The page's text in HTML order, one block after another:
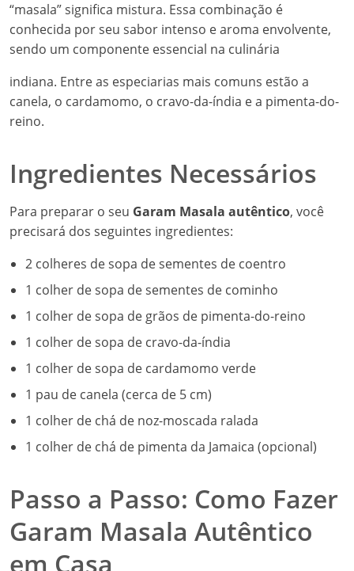
“masala” significa mistura. Essa combinação é
conhecida por seu sabor intenso e aroma envolvente,
sendo um componente essencial na culinária
indiana. Entre as especiarias mais comuns estão a
canela, o cardamomo, o cravo-da-índia e a pimenta-do-
reino.
Ingredientes Necessários
Para preparar o seu Garam Masala autêntico, você
precisará dos seguintes ingredientes:
2 colheres de sopa de sementes de coentro
1 colher de sopa de sementes de cominho
1 colher de sopa de grãos de pimenta-do-reino
1 colher de sopa de cravo-da-índia
1 colher de sopa de cardamomo verde
1 pau de canela (cerca de 5 cm)
1 colher de chá de noz-moscada ralada
1 colher de chá de pimenta da Jamaica (opcional)
Passo a Passo: Como Fazer
Garam Masala Autêntico
em Casa